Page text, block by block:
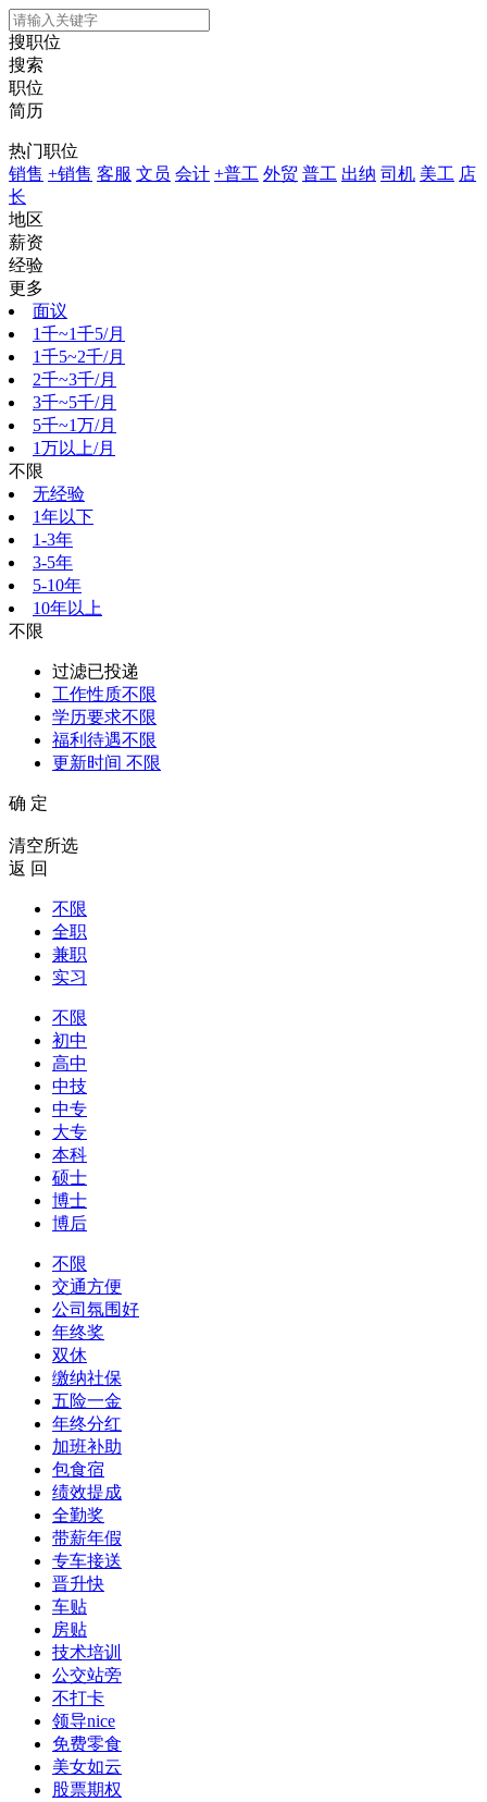
搜职位
搜索
职位
简历
热门职位
销售 +销售 客服 文员 会计 +普工 外贸 普工 出纳 司机 美工 店
长
地区
薪资
经验
更多
面议
1千~1千5/月
1千5~2千/月
2千~3千/月
3千~5千/月
5千~1万/月
1万以上/月
不限
无经验
1年以下
1-3年
3-5年
5-10年
10年以上
不限
过滤已投递
工作性质不限
学历要求不限
福利待遇不限
更新时间 不限
确 定
清空所选
返 回
不限
全职
兼职
实习
不限
初中
高中
中技
中专
大专
本科
硕士
博士
博后
不限
交通方便
公司氛围好
年终奖
双休
缴纳社保
五险一金
年终分红
加班补助
包食宿
绩效提成
全勤奖
带薪年假
专车接送
晋升快
车贴
房贴
技术培训
公交站旁
不打卡
领导nice
免费零食
美女如云
股票期权